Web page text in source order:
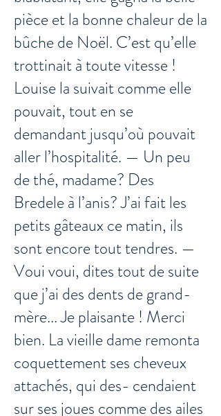
pièce et la bonne chaleur de la
bûche de Noël. C’est qu’elle
trottinait à toute vitesse !
Louise la suivait comme elle
pouvait, tout en se
demandant jusqu’où pouvait
aller l’hospitalité. — Un peu
de thé, madame? Des
Bredele à l’anis? J’ai fait les
petits gâteaux ce matin, ils
sont encore tout tendres. —
Voui voui, dites tout de suite
que j’ai des dents de grand-
mère... Je plaisante ! Merci
bien. La vieille dame remonta
coquettement ses cheveux
attachés, qui des- cendaient
sur ses joues comme des ailes